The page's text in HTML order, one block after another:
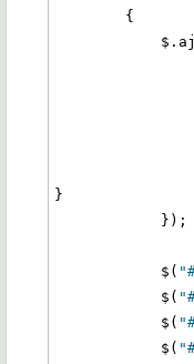
}
            $(
            $(
            $(
            $(